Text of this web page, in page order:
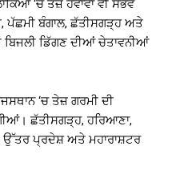
‘ਚ ਤੇਜ਼ ਹਵਾਵਾਂ ਵੀ ਸੰਭਵ
ਪੱਛਮੀ ਬੰਗਾਲ, ਛੱਤੀਸਗੜ੍ਹ ਅਤੇ
ਡਿੱਗਣ ਦੀਆਂ ਚੇਤਾਵਨੀਆਂ
‘ਚ ਤੇਜ਼ ਗਰਮੀ ਦੀ
ਛੱਤੀਸਗੜ੍ਹ, ਹਰਿਆਣਾ,
ਉੱਤਰ ਪ੍ਰਦੇਸ਼ ਅਤੇ ਮਹਾਰਾਸ਼ਟਰ